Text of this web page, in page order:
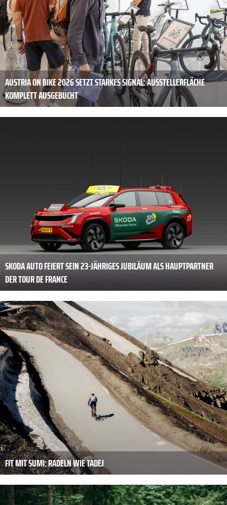
AUSTRIA ON BIKE 2026 SETZT STARKES SIGNAL: AUSSTELLERFLÄCHE
KOMPLETT AUSGEBUCHT
SKODA AUTO FEIERT SEIN 23-JÄHRIGES JUBILÄUM ALS HAUPTPARTNER
DER TOUR DE FRANCE
FIT MIT SUMI: RADELN WIE TADEJ